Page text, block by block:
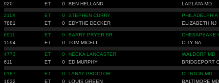
920
ET 0 BEN HELLAND LAPLATA MD
211X ET 0 STEPHEN CURRY
PHILADELPHIA
7881
ET 0 EDYTHE DECKER ELIZABETH NJ
6911 ET 0 BARRY PRYER SR
CHESAPEAKE
1594
ET 0 TOM MICELI CITY NA
4773 ET 0 NECKA LANCASTER
WALDORF MD
611
ET 0 ED MURPHY BRIDGEPORT
6187 ET 0 LARAY PROCTOR
CLINTON MD
1632
ET 0 LOUIS GREEN BALTIMORE MD